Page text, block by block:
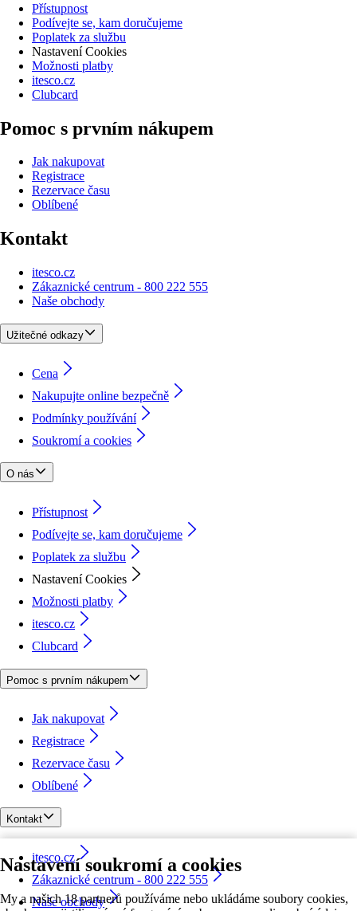
Nastavení soukromí a cookies
My a našich 18 partnerů používáme nebo ukládáme soubory cookies,
Přístupnost
Podívejte se, kam doručujeme
Poplatek za službu
Nastavení Cookies
Možnosti platby
itesco.cz
Clubcard
Pomoc s prvním nákupem
Jak nakupovat
Registrace
Rezervace času
Oblíbené
Kontakt
itesco.cz
Zákaznické centrum - 800 222 555
Naše obchody
Užitečné odkazy
Cena
Nakupujte online bezpečně
Podmínky používání
Soukromí a cookies
O nás
Přístupnost
Podívejte se, kam doručujeme
Poplatek za službu
Nastavení Cookies
Možnosti platby
itesco.cz
Clubcard
Pomoc s prvním nákupem
Jak nakupovat
Registrace
Rezervace času
Oblíbené
Kontakt
itesco.cz
Zákaznické centrum - 800 222 555
Naše obchody